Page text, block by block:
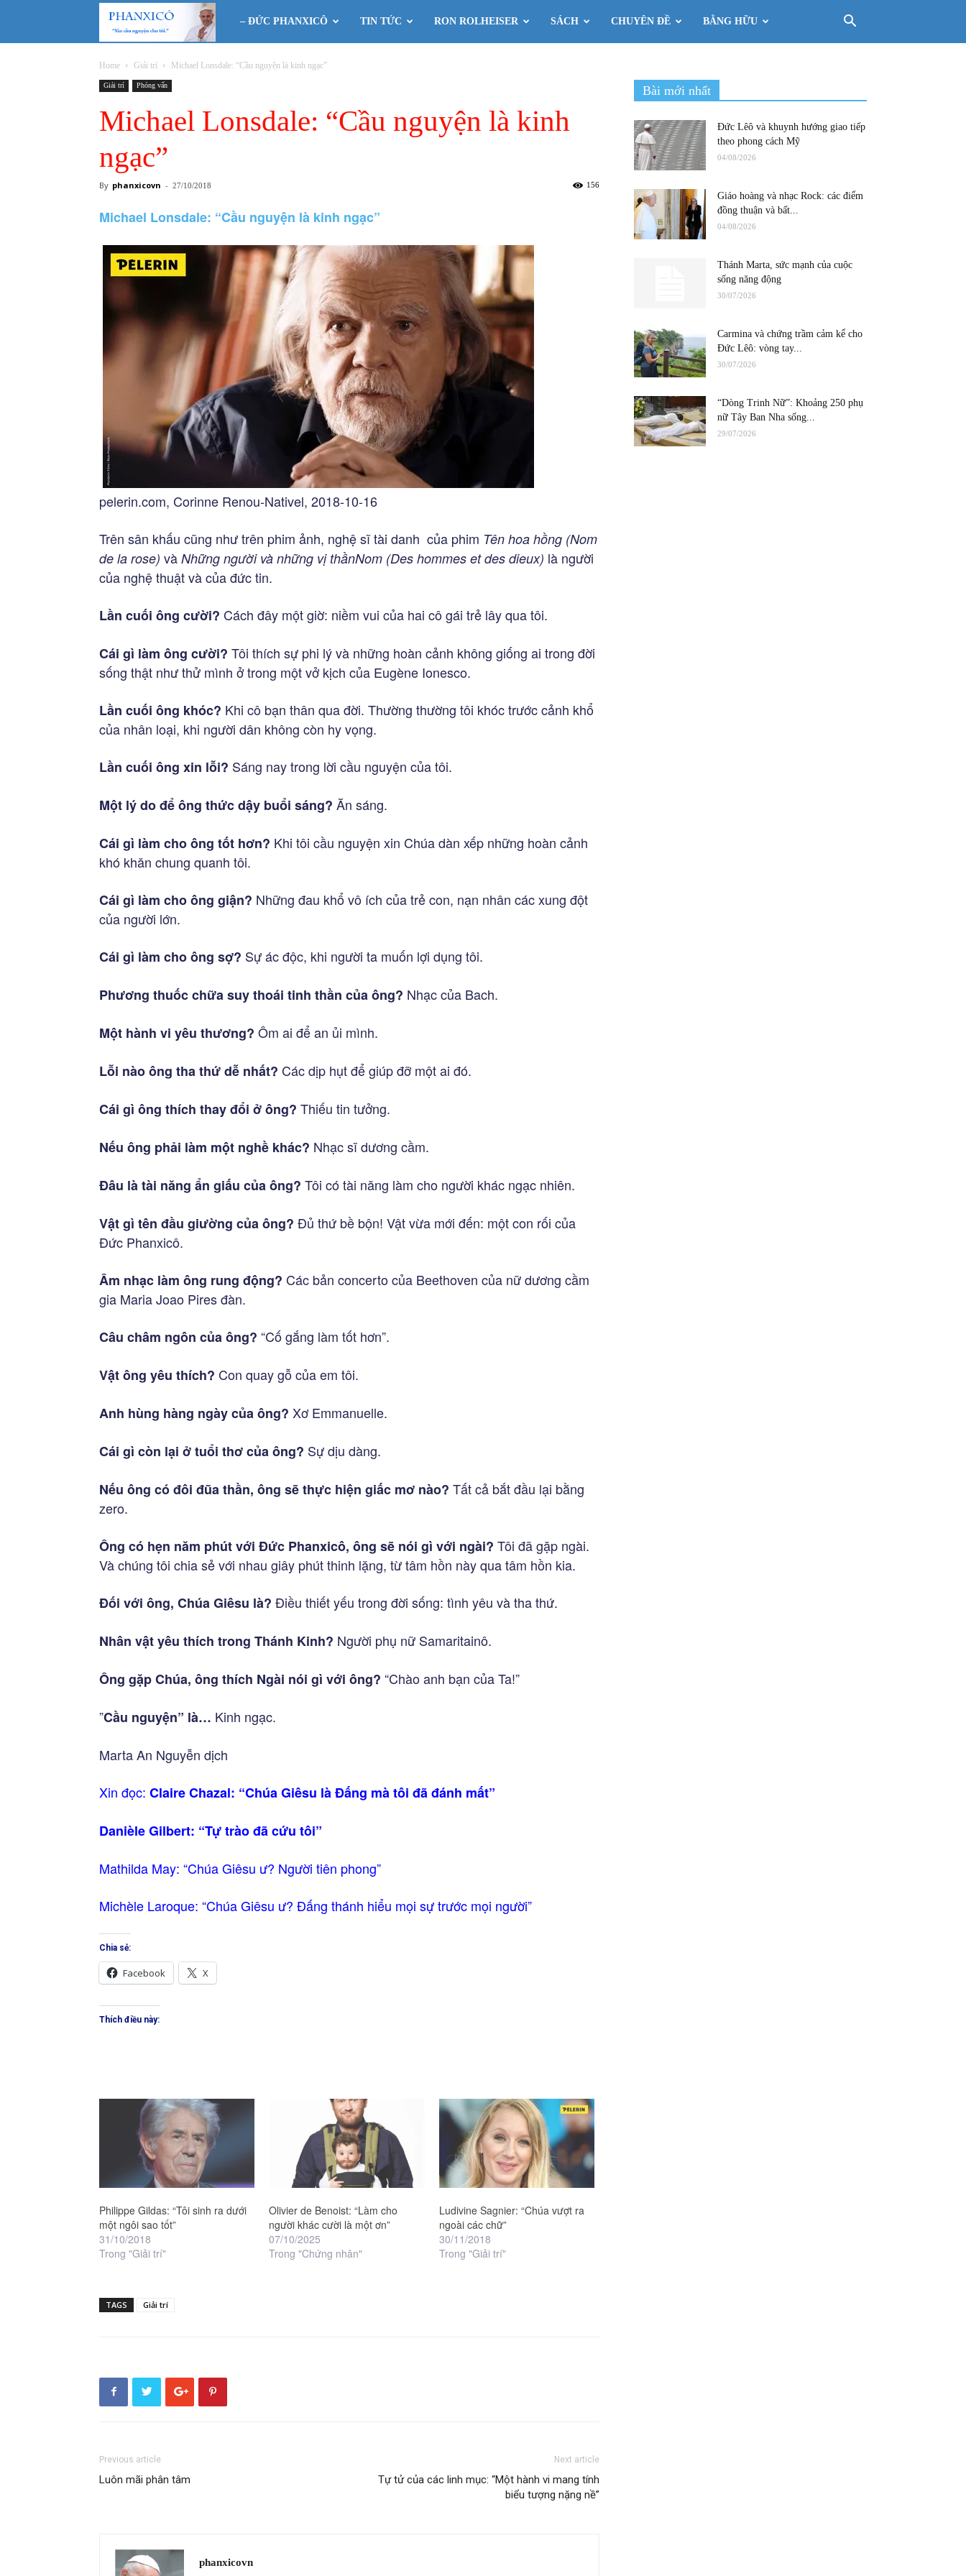
Phanxicô
– ĐỨC PHANXICÔ TIN TỨC RON ROLHEISER SÁCH CHUYÊN ĐỀ BẰNG HỮU
Home Giải trí Michael Lonsdale: “Cầu nguyện là kinh ngạc”
Giải trí Phỏng vấn
Michael Lonsdale: “Cầu nguyện là kinh
ngạc”
By phanxicovn - 27/10/2018 156
Michael Lonsdale: “Cầu nguyện là kinh ngạc”
pelerin.com, Corinne Renou-Nativel, 2018-10-16
Trên sân khấu cũng như trên phim ảnh, nghệ sĩ tài danh của phim Tên hoa hồng (Nom
de la rose) và Những người và những vị thầnNom (Des hommes et des dieux) là người
của nghệ thuật và của đức tin.
Lần cuối ông cười? Cách đây một giờ: niềm vui của hai cô gái trẻ lây qua tôi.
Cái gì làm ông cười? Tôi thích sự phi lý và những hoàn cảnh không giống ai trong đời
sống thật như thử mình ở trong một vở kịch của Eugène Ionesco.
Lần cuối ông khóc? Khi cô bạn thân qua đời. Thường thường tôi khóc trước cảnh khổ
của nhân loại, khi người dân không còn hy vọng.
Lần cuối ông xin lỗi? Sáng nay trong lời cầu nguyện của tôi.
Một lý do để ông thức dậy buổi sáng? Ăn sáng.
Cái gì làm cho ông tốt hơn? Khi tôi cầu nguyện xin Chúa dàn xếp những hoàn cảnh
khó khăn chung quanh tôi.
Cái gì làm cho ông giận? Những đau khổ vô ích của trẻ con, nạn nhân các xung đột
của người lớn.
Cái gì làm cho ông sợ? Sự ác độc, khi người ta muốn lợi dụng tôi.
Phương thuốc chữa suy thoái tinh thần của ông? Nhạc của Bach.
Một hành vi yêu thương? Ôm ai để an ủi mình.
Lỗi nào ông tha thứ dễ nhất? Các dịp hụt để giúp đỡ một ai đó.
Cái gì ông thích thay đổi ở ông? Thiếu tin tưởng.
Nếu ông phải làm một nghề khác? Nhạc sĩ dương cầm.
Đâu là tài năng ẩn giấu của ông? Tôi có tài năng làm cho người khác ngạc nhiên.
Vật gì tên đầu giường của ông? Đủ thứ bề bộn! Vật vừa mới đến: một con rối của
Đức Phanxicô.
Âm nhạc làm ông rung động? Các bản concerto của Beethoven của nữ dương cầm
gia Maria Joao Pires đàn.
Câu châm ngôn của ông? “Cố gắng làm tốt hơn”.
Vật ông yêu thích? Con quay gỗ của em tôi.
Anh hùng hàng ngày của ông? Xơ Emmanuelle.
Cái gì còn lại ở tuổi thơ của ông? Sự dịu dàng.
Nếu ông có đôi đũa thần, ông sẽ thực hiện giấc mơ nào? Tất cả bắt đầu lại bằng
zero.
Ông có hẹn năm phút với Đức Phanxicô, ông sẽ nói gì với ngài? Tôi đã gặp ngài.
Và chúng tôi chia sẻ với nhau giây phút thinh lặng, từ tâm hồn này qua tâm hồn kia.
Đối với ông, Chúa Giêsu là? Điều thiết yếu trong đời sống: tình yêu và tha thứ.
Nhân vật yêu thích trong Thánh Kinh? Người phụ nữ Samaritainô.
Ông gặp Chúa, ông thích Ngài nói gì với ông? “Chào anh bạn của Ta!”
”Cầu nguyện” là… Kinh ngạc.
Marta An Nguyễn dịch
Xin đọc: Claire Chazal: “Chúa Giêsu là Đấng mà tôi đã đánh mất”
Danièle Gilbert: “Tự trào đã cứu tôi”
Mathilda May: “Chúa Giêsu ư? Người tiên phong”
Michèle Laroque: “Chúa Giêsu ư? Đấng thánh hiểu mọi sự trước mọi người”
Chia sẻ:
Facebook X
Thích điều này:
Philippe Gildas: “Tôi sinh ra dưới
một ngôi sao tốt”
31/10/2018
Trong "Giải trí"
Olivier de Benoist: “Làm cho
người khác cười là một ơn”
07/10/2025
Trong "Chứng nhân"
Ludivine Sagnier: “Chúa vượt ra
ngoài các chữ”
30/11/2018
Trong "Giải trí"
TAGS Giải trí
Previous article
Luôn mãi phân tâm
Next article
Tự tử của các linh mục: “Một hành vi mang tính
biểu tượng nặng nề”
phanxicovn
Bài mới nhất
Đức Lêô và khuynh hướng giao tiếp
theo phong cách Mỹ
04/08/2026
Giáo hoàng và nhạc Rock: các điểm
đồng thuận và bất...
04/08/2026
Thánh Marta, sức mạnh của cuộc
sống năng động
30/07/2026
Carmina và chứng trầm cảm kể cho
Đức Lêô: vòng tay...
30/07/2026
“Dòng Trinh Nữ”: Khoảng 250 phụ
nữ Tây Ban Nha sống...
29/07/2026